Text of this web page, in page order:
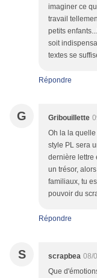
imaginer ce
travail
petits
soit
textes se
Répondre
G Gribouillette
Oh la la
style PL sera
dernière lettre
un trésor,
familiaux, tu
pouvoir du
Répondre
S scrapbea 08/
Que